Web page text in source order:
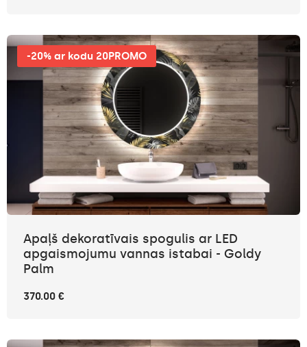
-20% ar kodu 20PROMO
Apaļš dekoratīvais spogulis ar LED
apgaismojumu vannas istabai - Goldy
Palm
370.00 €